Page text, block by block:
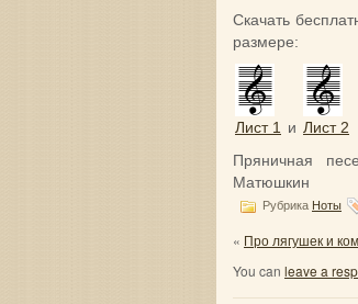
Скачать
размере:
Лист 1 и Лист 2
Пряничная
Матюшкин
Рубрика Ноты
« Про лягушек и
You can leave a